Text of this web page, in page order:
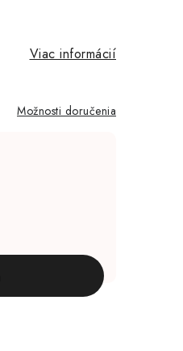
Viac informácií
Možnosti doručenia